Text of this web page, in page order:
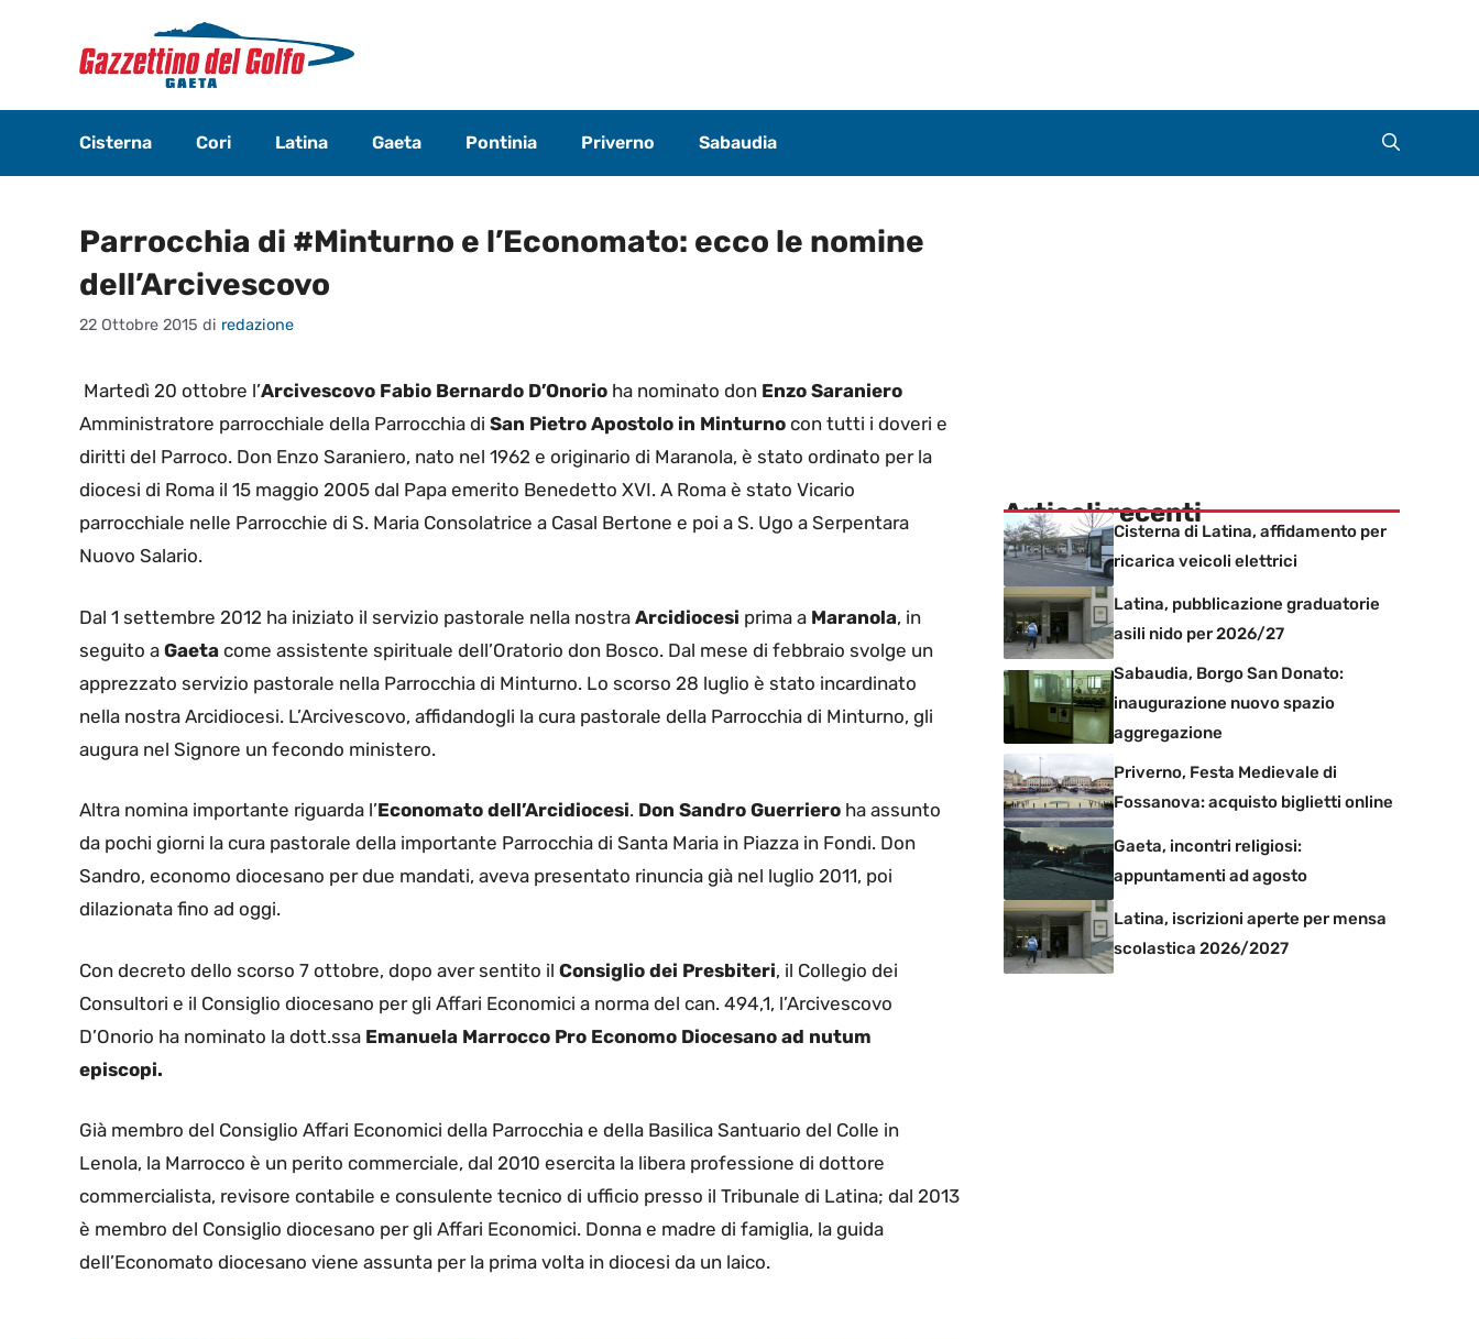
contenuto
Cisterna Cori Latina Gaeta Pontinia Priverno Sabaudia
Parrocchia di #Minturno e l’Economato: ecco le nomine
dell’Arcivescovo
22 Ottobre 2015 di redazione
Martedì 20 ottobre l’Arcivescovo Fabio Bernardo D’Onorio ha nominato don Enzo Saraniero
Amministratore parrocchiale della Parrocchia di San Pietro Apostolo in Minturno con tutti i doveri e
diritti del Parroco. Don Enzo Saraniero, nato nel 1962 e originario di Maranola, è stato ordinato per la
diocesi di Roma il 15 maggio 2005 dal Papa emerito Benedetto XVI. A Roma è stato Vicario
parrocchiale nelle Parrocchie di S. Maria Consolatrice a Casal Bertone e poi a S. Ugo a Serpentara
Nuovo Salario.
Dal 1 settembre 2012 ha iniziato il servizio pastorale nella nostra Arcidiocesi prima a Maranola, in
seguito a Gaeta come assistente spirituale dell’Oratorio don Bosco. Dal mese di febbraio svolge un
apprezzato servizio pastorale nella Parrocchia di Minturno. Lo scorso 28 luglio è stato incardinato
nella nostra Arcidiocesi. L’Arcivescovo, affidandogli la cura pastorale della Parrocchia di Minturno, gli
augura nel Signore un fecondo ministero.
Altra nomina importante riguarda l’Economato dell’Arcidiocesi. Don Sandro Guerriero ha assunto
da pochi giorni la cura pastorale della importante Parrocchia di Santa Maria in Piazza in Fondi. Don
Sandro, economo diocesano per due mandati, aveva presentato rinuncia già nel luglio 2011, poi
dilazionata fino ad oggi.
Con decreto dello scorso 7 ottobre, dopo aver sentito il Consiglio dei Presbiteri, il Collegio dei
Consultori e il Consiglio diocesano per gli Affari Economici a norma del can. 494,1, l’Arcivescovo
D’Onorio ha nominato la dott.ssa Emanuela Marrocco Pro Economo Diocesano ad nutum
episcopi.
Già membro del Consiglio Affari Economici della Parrocchia e della Basilica Santuario del Colle in
Lenola, la Marrocco è un perito commerciale, dal 2010 esercita la libera professione di dottore
commercialista, revisore contabile e consulente tecnico di ufficio presso il Tribunale di Latina; dal 2013
è membro del Consiglio diocesano per gli Affari Economici. Donna e madre di famiglia, la guida
dell’Economato diocesano viene assunta per la prima volta in diocesi da un laico.
Articoli recenti
Cisterna di Latina, affidamento per
ricarica veicoli elettrici
Latina, pubblicazione graduatorie
asili nido per 2026/27
Sabaudia, Borgo San Donato:
inaugurazione nuovo spazio
aggregazione
Priverno, Festa Medievale di
Fossanova: acquisto biglietti online
Gaeta, incontri religiosi:
appuntamenti ad agosto
Latina, iscrizioni aperte per mensa
scolastica 2026/2027